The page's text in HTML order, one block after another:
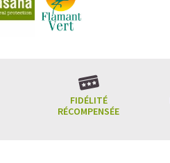
FIDÉLITÉ
RÉCOMPENSÉE